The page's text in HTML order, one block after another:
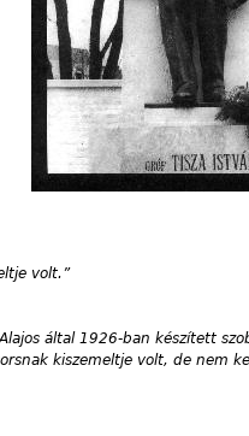
volt.”
által 1926-ban készített
kiszemeltje volt, de nem